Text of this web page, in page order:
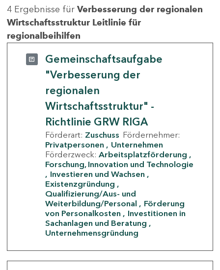
4 Ergebnisse für Verbesserung der regionalen
Wirtschaftsstruktur Leitlinie für
regionalbeihilfen
Gemeinschaftsaufgabe
"Verbesserung der
regionalen
Wirtschaftsstruktur" -
Richtlinie GRW RIGA
Förderart: Zuschuss Fördernehmer:
Privatpersonen
Unternehmen
Förderzweck: Arbeitsplatzförderung
Forschung, Innovation und Technologie
Investieren und Wachsen
Existenzgründung
Qualifizierung/Aus- und
Weiterbildung/Personal
Förderung
von Personalkosten
Investitionen in
Sachanlagen und Beratung
Unternehmensgründung